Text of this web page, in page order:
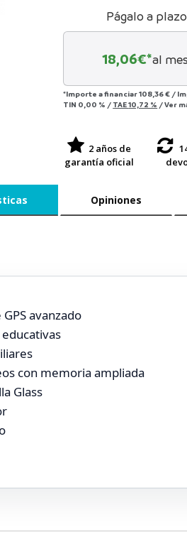
Págalo a
18,06€*al
*Importe a financiar108,36 € /
TIN 0,00 % / TAE10,72 % /Ver
2 años de
garantía oficial
Opiniones
avanzado
con memoria ampliada
Glass